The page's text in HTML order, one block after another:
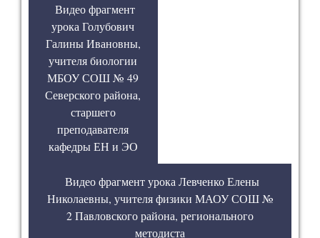
Видео фрагмент
урока Голубович
Галины Ивановны,
учителя биологии
МБОУ СОШ № 49
Северского района,
старшего
преподавателя
кафедры ЕН и ЭО
Видео фрагмент урока Левченко Елены
Николаевны, учителя физики МАОУ СОШ №
2 Павловского района, регионального
методиста